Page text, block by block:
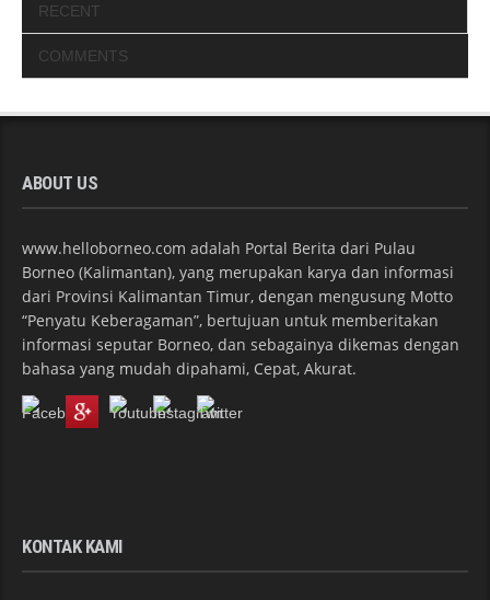
RECENT
COMMENTS
ABOUT US
www.helloborneo.com adalah Portal Berita dari Pulau
Borneo (Kalimantan), yang merupakan karya dan informasi
dari Provinsi Kalimantan Timur, dengan mengusung Motto
“Penyatu Keberagaman”, bertujuan untuk memberitakan
informasi seputar Borneo, dan sebagainya dikemas dengan
bahasa yang mudah dipahami, Cepat, Akurat.
KONTAK KAMI